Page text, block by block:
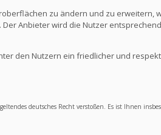
zu ändern und zu erweitern,
Anbieter wird die Nutzer
den Nutzern ein friedlicher und
deutsches Recht verstoßen. Es ist Ihnen